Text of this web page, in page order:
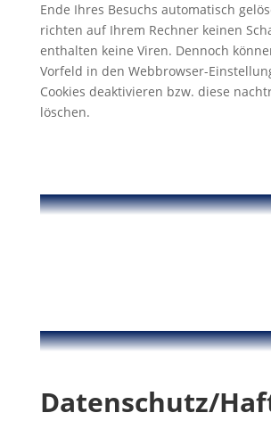
Ende Ihres Besuchs automatisch
richten auf Ihrem Rechner keinen
enthalten keine Viren. Dennoch
Vorfeld in den Webbrowser-
Cookies deaktivieren bzw. diese
löschen.
Datenschutz/